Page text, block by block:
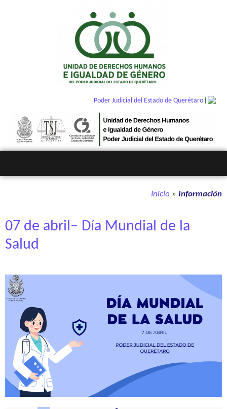
Poder Judicial del Estado de Querétaro|
Inicio » Información
07 de abril– Día Mundial de la
Salud